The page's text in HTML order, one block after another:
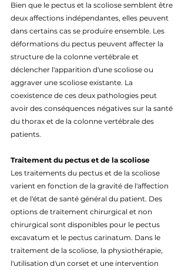
Bien que le pectus et la scoliose semblent être
deux affections indépendantes, elles peuvent
dans certains cas se produire ensemble. Les
déformations du pectus peuvent affecter la
structure de la colonne vertébrale et
déclencher l'apparition d'une scoliose ou
aggraver une scoliose existante. La
coexistence de ces deux pathologies peut
avoir des conséquences négatives sur la santé
du thorax et de la colonne vertébrale des
patients.
Traitement du pectus et de la scoliose
Les traitements du pectus et de la scoliose
varient en fonction de la gravité de l'affection
et de l'état de santé général du patient. Des
options de traitement chirurgical et non
chirurgical sont disponibles pour le pectus
excavatum et le pectus carinatum. Dans le
traitement de la scoliose, la physiothérapie,
l'utilisation d'un corset et une intervention